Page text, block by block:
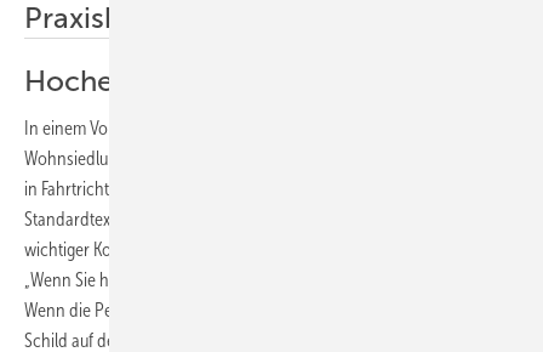
Praxisbeispiel
Hocheffiziente Außenwerbung
In einem Vorort von New York wurde an einer Einfallstraße eine neue
Wohnsiedlung errichtet. Wie üblich wurde direkt an der rechten Seite
in Fahrtrichtung City eine große Werbefläche aufgestellt. Statt des
Standardtextes: „Hier entstehen Eigentumswohnungen“ einschließlich
wichtiger Konditionen stand auf der Werbefläche nur folgender Text:
„Wenn Sie hier eine Wohnung hätten, müssten Sie erst jetzt losfahren.“
Wenn die Pendler abends wieder nach Hause fuhren, stand auf einem
Schild auf der anderen Straßenseite: „Wenn Sie hier eine Wohnung